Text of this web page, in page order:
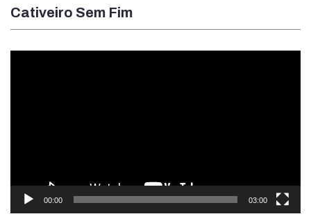
Cativeiro Sem Fim
00:00 03:00